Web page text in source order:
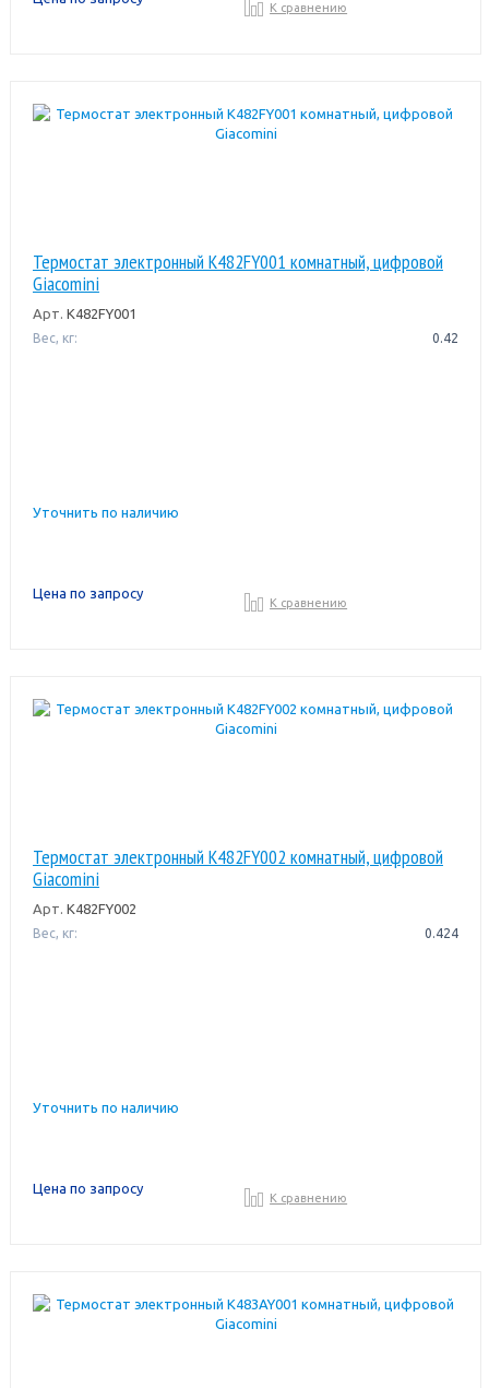
К сравнению
Термостат электронный K482FY001 комнатный, цифровой
Giacomini
Арт. K482FY001
Вес, кг: 0.42
Уточнить по наличию
Цена по запросу
К сравнению
Термостат электронный K482FY002 комнатный, цифровой
Giacomini
Арт. K482FY002
Вес, кг: 0.424
Уточнить по наличию
Цена по запросу
К сравнению